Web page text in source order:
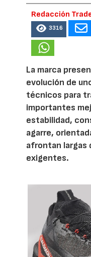
Redacción
3316
La marca
evolución de
técnicos para
importantes
estabilidad,
agarre,
afrontan largas
exigentes.